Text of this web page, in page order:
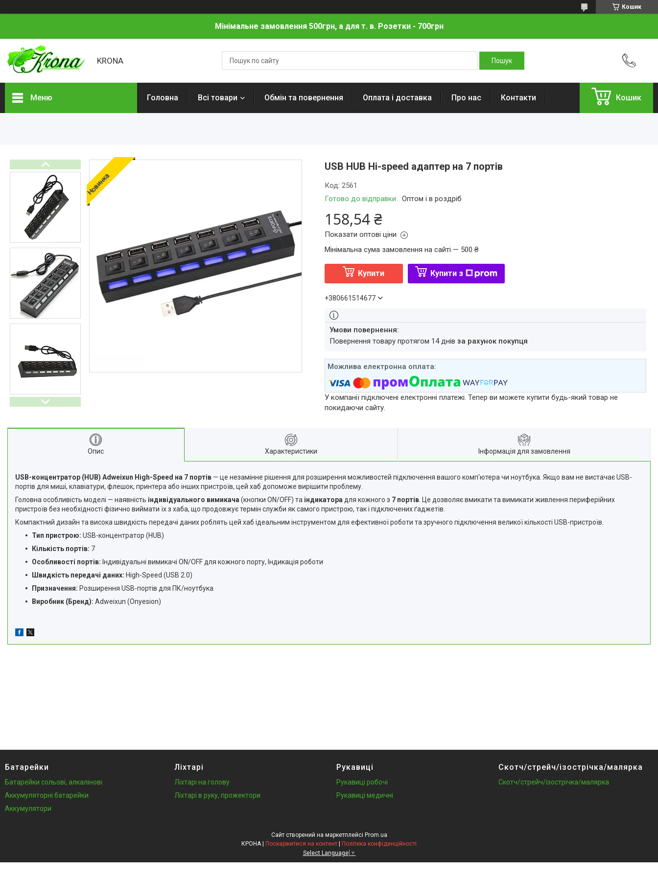
Кошик
Мінімальне замовлення 500грн, а для т. в. Розетки - 700грн
KRONA
Меню Головна Всі товари Обмін та повернення Оплата і доставка Про нас Контакти Кошик
Новинка
USB HUB Hi-speed адаптер на 7 портів
Готово до відправки Оптом і в роздріб
Код: 2561
158,54 ₴
Показати оптові ціни
Мінімальна сума замовлення на сайті — 500 ₴
Купити Купити з
+380661514677
повернення товару протягом 14 днів за рахунок покупця
У компанії підключені електронні платежі. Тепер ви можете купити будь-який товар не
покидаючи сайту.
Опис Характеристики Інформація для замовлення
USB-концентратор (HUB) Adweixun High-Speed на 7 портів — це незамінне рішення для розширення можливостей підключення вашого комп'ютера чи ноутбука. Якщо вам не вистачає USB-
портів для миші, клавіатури, флешок, принтера або інших пристроїв, цей хаб допоможе вирішити проблему.
Головна особливість моделі — наявність індивідуального вимикача (кнопки ON/OFF) та індикатора для кожного з 7 портів . Це дозволяє вмикати та вимикати живлення периферійних
пристроїв без необхідності фізично виймати їх з хаба, що продовжує термін служби як самого пристрою, так і підключених ґаджетів.
Компактний дизайн та висока швидкість передачі даних роблять цей хаб ідеальним інструментом для ефективної роботи та зручного підключення великої кількості USB-пристроїв.
Тип пристрою: USB-концентратор (HUB)
Кількість портів: 7
Особливості портів: Індивідуальні вимикачі ON/OFF для кожного порту, Індикація роботи
Швидкість передачі даних: High-Speed (USB 2.0)
Призначення: Розширення USB-портів для ПК/ноутбука
Виробник (Бренд): Adweixun (Onyesion)
Батарейки
Батарейки сольові, алкалінові
Аккумуляторні батарейки
Аккумулятори
Ліхтарі
Ліхтарі на голову
Ліхтарі в руку, прожектори
Рукавиці
Рукавиці робочі
Рукавиці медичні
Скотч/стрейч/ізострічка/малярка
Скотч/стрейч/ізострічка/малярка
Сайт створений на маркетплейсі Prom.ua
Поскаржитися на контент
Політика конфіденційності
Select Language ▼